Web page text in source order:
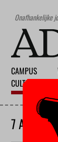
Onafhankelijke
CAMPUS
CULTUUR
7